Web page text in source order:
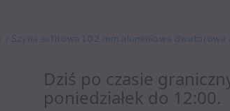
/ Szyna sufitowa 102 mm aluminiowa dwutorowa
Dziś po czasie
poniedziałek do 12:00.